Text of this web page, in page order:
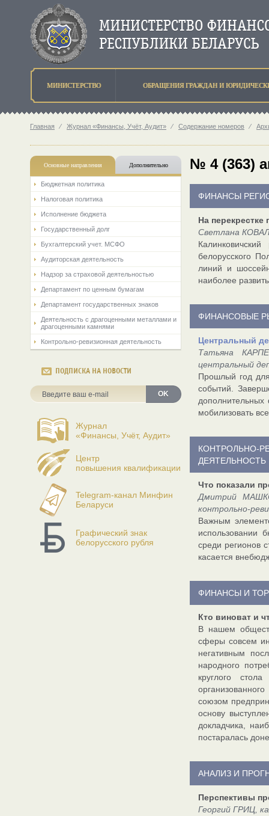
МИНИСТЕРСТВО ОБРАЩЕНИЯ ГРАЖДАН И
Главная ⁄ Журнал «Финансы, Учёт, Аудит» ⁄ Содержание номеров ⁄
Основные направления Дополнительно
Бюджетная политика
Налоговая политика
Исполнение бюджета
Государственный долг
Бухгалтерский учет. МСФО
Аудиторская деятельность
Надзор за страховой деятельностью
Департамент по ценным бумагам
Департамент государственных знаков
Деятельность с драгоценными металлами и
драгоценными камнями
Контрольно-ревизионная деятельность
ПОДПИСКА НА НОВОСТИ
OK
Журнал
«Финансы, Учёт, Аудит»
Центр
повышения квалификации
Telegram-канал Минфин
Беларуси
Графический знак
белорусского рубля
№ 4 (363)
ФИНАНСЫ
На перекрестке
Светлана
белорусского
линий и
наиболее
ФИНАНСОВЫЕ
Центральный
Татьяна
центральный
Прошлый год
событий.
мобилизовать
КОНТРОЛЬНО-
ДЕЯТЕЛЬНОСТЬ
Что показали
Дмитрий
контрольно-
Важным
использовании
среди регионов
касается
ФИНАНСЫ И
Кто виноват и
В нашем
сферы совсем
негативным
народного
круглого
союзом
основу
докладчика,
постаралась
АНАЛИЗ И
Перспективы
Георгий ГРИЦ,